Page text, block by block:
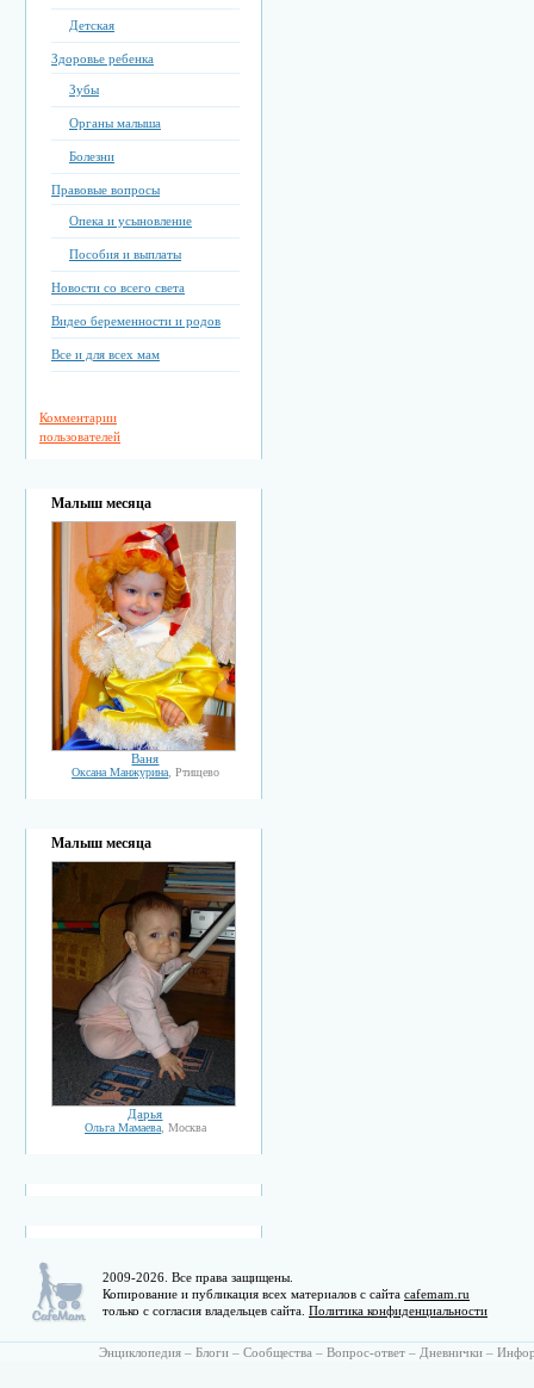
Детская
Здоровье ребенка
Зубы
Органы малыша
Болезни
Правовые вопросы
Опека и усыновление
Пособия и выплаты
Новости со всего света
Видео беременности и родов
Все и для всех мам
Комментарии
пользователей
Малыш месяца
Ваня
Оксана Манжурина, Ртищево
Малыш месяца
Дарья
Ольга Мамаева, Москва
2009-2026. Все права защищены.
Копирование и публикация всех материалов с сайта cafemam.ru
только с согласия владельцев сайта. Политика конфиденциальности
Энциклопедия – Блоги – Сообщества – Вопрос-ответ – Дневнички –